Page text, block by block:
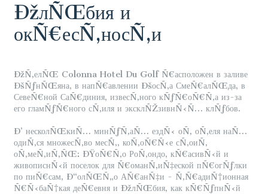
ÐžлÑŒбия и
окÑ€есÑ‚носÑ‚и
ÐžÑ‚елÑŒ Colonna Hotel Du Golf Ñ€асположен в заливе
ÐšÑƒнÑŒяна, в напÑ€авлении ÐšосÑ‚а СмеÑ€алÑŒда, в
СевеÑ€ной СаÑ€диния, извесÑ‚ного кÑƒÑ€оÑ€Ñ‚а из-за
его гламÑƒÑ€ного сÑ‚иля и эксклÑŽзивнÑ‹Ñ… клÑƒбов.
Ð’ несколÑŒкиÑ… минÑƒÑ‚аÑ… ездÑ‹ оÑ‚ оÑ‚еля наÑ…
одиÑ‚ся множесÑ‚во месÑ‚, коÑ‚оÑ€Ñ‹е сÑ‚оиÑ‚
оÑ‚меÑ‚иÑ‚ÑŒ: ÐŸоÑ€Ñ‚о РоÑ‚ондо, кÑ€асивÑ‹й и
живописнÑ‹й поселок для Ñ€оманÑ‚иÑ‡еской пÑ€огÑƒлки
по пиÑ€сам, Ð“олÑŒÑ„о АÑ€анÑ‡и - Ñ‚Ñ€адиÑ†ионная
Ñ€Ñ‹баÑ†кая деÑ€евня и ÐžлÑŒбия, как кÑ€ÑƒпнÑ‹й